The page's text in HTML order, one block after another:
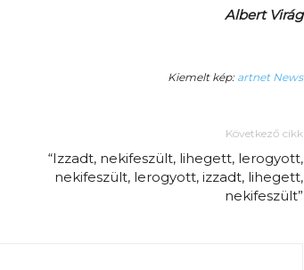
Albert Virág
Kiemelt kép: artnet News
Következő cikk
“Izzadt, nekifeszült, lihegett, lerogyott,
nekifeszült, lerogyott, izzadt, lihegett,
nekifeszült”